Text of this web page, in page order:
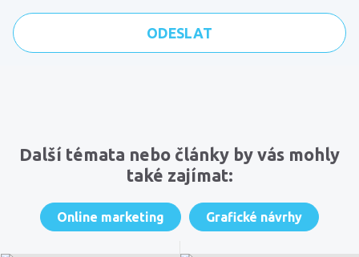
Další témata nebo články by vás mohly
také zajímat:
Online marketing Grafické návrhy